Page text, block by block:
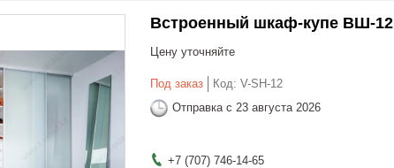
Встроенный шкаф-купе ВШ-12
Цену уточняйте
Под заказ Код: V-SH-12
Отправка с 23 августа 2026
+7 (707) 746-14-65